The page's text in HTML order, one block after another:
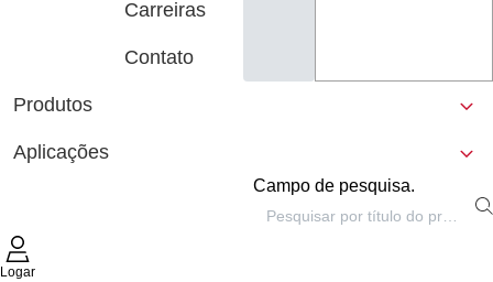
Carreiras
Contato
Produtos
Aplicações
Campo de pesquisa.
Logar